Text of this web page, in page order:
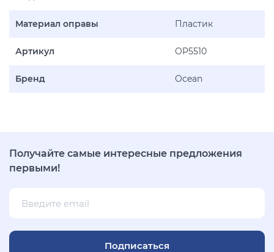
Материал оправы Пластик
Артикул OP5510
Бренд Ocean
Получайте самые интересные предложения
первыми!
Подписаться